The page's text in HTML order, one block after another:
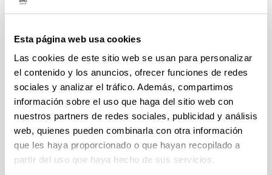
Esta página web usa cookies
Las cookies de este sitio web se usan para personalizar
el contenido y los anuncios, ofrecer funciones de redes
sociales y analizar el tráfico. Además, compartimos
información sobre el uso que haga del sitio web con
nuestros partners de redes sociales, publicidad y análisis
web, quienes pueden combinarla con otra información
que les haya proporcionado o que hayan recopilado a
partir del uso que haya hecho de sus servicios.
al control (semi)automatizado de baños de
Plazo de presentación cerrado: 14/12/2022 - 03/01/2023
24/01/2023 Se ha publicado la propuesta de
adjudicación
PIFG22/38: “Valorización de la lignina”
Plazo de presentación cerrado: 16/12/2022 - 05/01/2023
23:59
24/01/2023 Se ha publicado la propuesta de
adjudicación